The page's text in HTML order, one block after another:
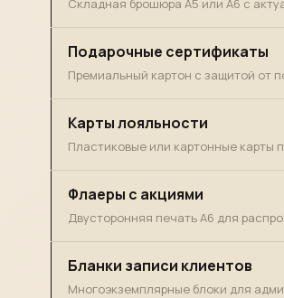
Складная брошюра А5 или А6 с
Подарочные сертификаты
Премиальный картон с защитой от
Карты лояльности
Пластиковые или картонные карты
Флаеры с акциями
Двусторонняя печать А6 для
Бланки записи клиентов
Многоэкземплярные блоки для